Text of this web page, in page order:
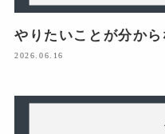
やりたいことが分か
2026.06.16